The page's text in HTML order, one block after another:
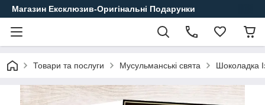
Магазин Ексклюзив-Оригінальні Подарунки
Товари та послуги Мусульманські свята Шоколадка